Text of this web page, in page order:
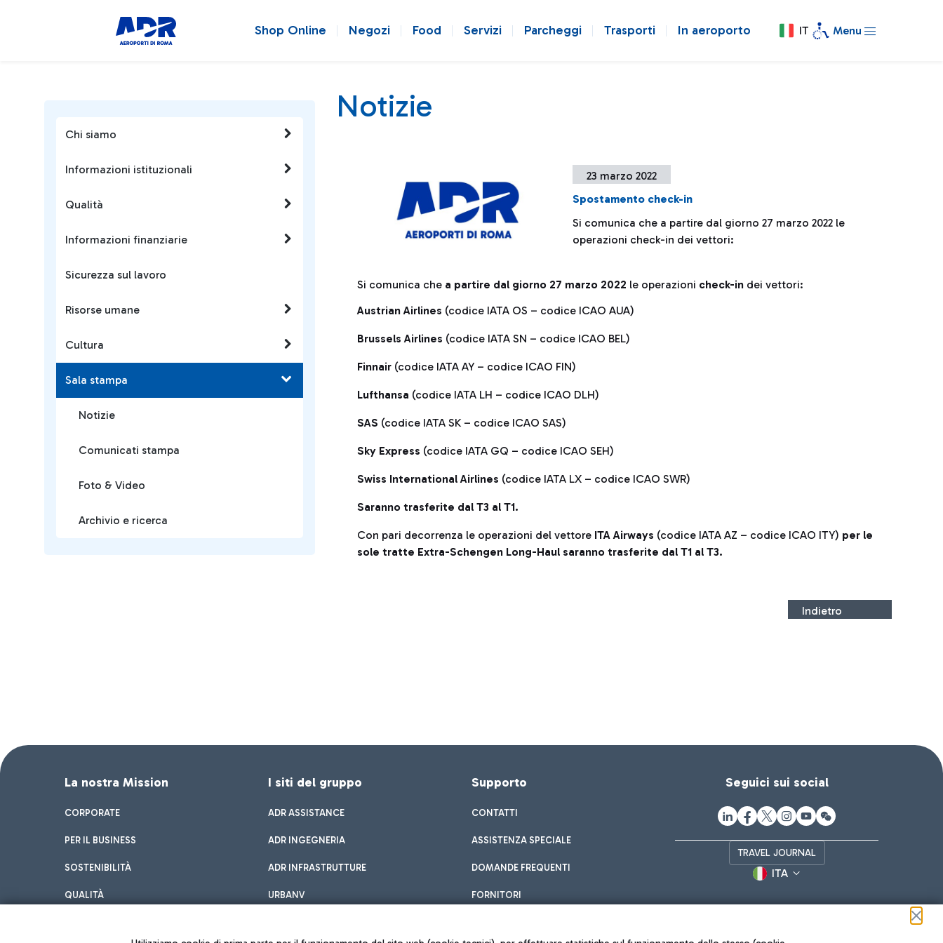
Shop Online Negozi Food Servizi Parcheggi Trasporti In aeroporto IT Menu
Chi siamo
Informazioni istituzionali
Qualità
Informazioni finanziarie
Sicurezza sul lavoro
Risorse umane
Cultura
Sala stampa
Notizie
Comunicati stampa
Foto & Video
Archivio e ricerca
Notizie
23 marzo 2022
Spostamento check-in
Si comunica che a partire dal giorno 27 marzo 2022 le
operazioni check-in dei vettori:
Si comunica che a partire dal giorno 27 marzo 2022 le operazioni check-in dei vettori:
Austrian Airlines (codice IATA OS – codice ICAO AUA)
Brussels Airlines (codice IATA SN – codice ICAO BEL)
Finnair (codice IATA AY – codice ICAO FIN)
Lufthansa (codice IATA LH – codice ICAO DLH)
SAS (codice IATA SK – codice ICAO SAS)
Sky Express (codice IATA GQ – codice ICAO SEH)
Swiss International Airlines (codice IATA LX – codice ICAO SWR)
Saranno trasferite dal T3 al T1.
Con pari decorrenza le operazioni del vettore ITA Airways (codice IATA AZ – codice ICAO ITY) per le
sole tratte Extra-Schengen Long-Haul saranno trasferite dal T1 al T3.
Indietro
La nostra Mission
CORPORATE
PER IL BUSINESS
SOSTENIBILITÀ
QUALITÀ
I siti del gruppo
ADR ASSISTANCE
ADR INGEGNERIA
ADR INFRASTRUTTURE
URBANV
Supporto
CONTATTI
ASSISTENZA SPECIALE
DOMANDE FREQUENTI
FORNITORI
Seguici sui social
TRAVEL JOURNAL
ITA